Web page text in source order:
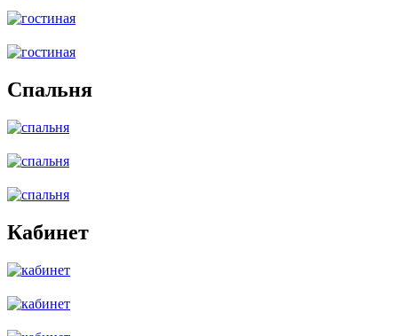
Спальня
Кабинет